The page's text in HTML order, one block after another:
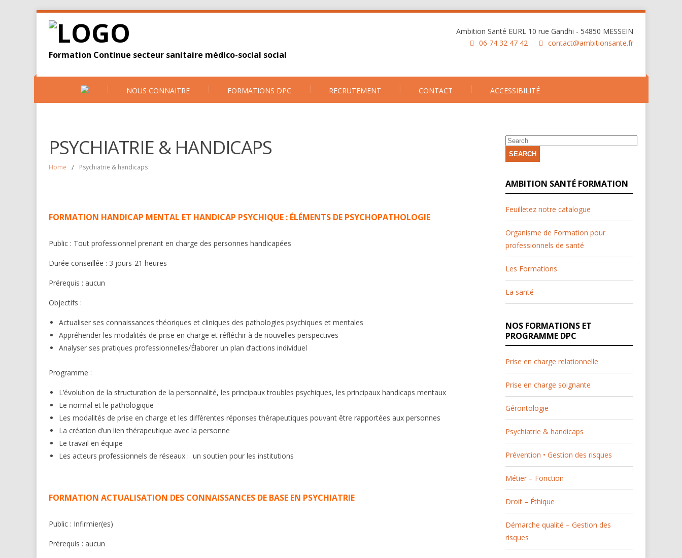
Formation Continue secteur sanitaire médico-social social
Ambition Santé EURL 10 rue Gandhi - 54850 MESSEIN
06 74 32 47 42
contact@ambitionsante.fr
NOUS CONNAITRE FORMATIONS DPC RECRUTEMENT CONTACT ACCESSIBILITÉ
PSYCHIATRIE & HANDICAPS
Home / Psychiatrie & handicaps
FORMATION HANDICAP MENTAL ET HANDICAP PSYCHIQUE : ÉLÉMENTS DE PSYCHOPATHOLOGIE
Public : Tout professionnel prenant en charge des personnes handicapées
Durée conseillée : 3 jours-21 heures
Prérequis : aucun
Objectifs :
Actualiser ses connaissances théoriques et cliniques des pathologies psychiques et mentales
Appréhender les modalités de prise en charge et réfléchir à de nouvelles perspectives
Analyser ses pratiques professionnelles/Élaborer un plan d’actions individuel
Programme :
L’évolution de la structuration de la personnalité, les principaux troubles psychiques, les principaux handicaps mentaux
Le normal et le pathologique
Les modalités de prise en charge et les différentes réponses thérapeutiques pouvant être rapportées aux personnes
La création d’un lien thérapeutique avec la personne
Le travail en équipe
Les acteurs professionnels de réseaux : un soutien pour les institutions
FORMATION ACTUALISATION DES CONNAISSANCES DE BASE EN PSYCHIATRIE
Public : Infirmier(es)
Prérequis : aucun
SEARCH
AMBITION SANTÉ FORMATION
Feuilletez notre catalogue
Organisme de Formation pour
professionnels de santé
Les Formations
La santé
NOS FORMATIONS ET
PROGRAMME DPC
Prise en charge relationnelle
Prise en charge soignante
Gérontologie
Psychiatrie & handicaps
Prévention • Gestion des risques
Métier – Fonction
Droit – Éthique
Démarche qualité – Gestion des
risques